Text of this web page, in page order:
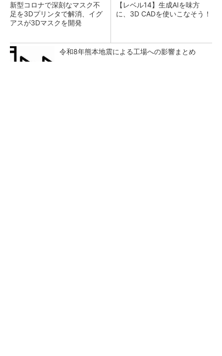
新型コロナで深刻なマスク不
足を3Dプリンタで解消、イグ
アスが3Dマスクを開発
【レベル14】生成AIを味方
に、3D CADを使いこなそう！
令和8年熊本地震による工場への影響まとめ